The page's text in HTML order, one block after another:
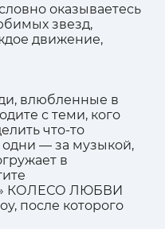
оказываетесь
звезд,
движение,
влюбленные в
с теми, кого
что-то
— за музыкой,
в
КОЛЕСО ЛЮБВИ
после которого